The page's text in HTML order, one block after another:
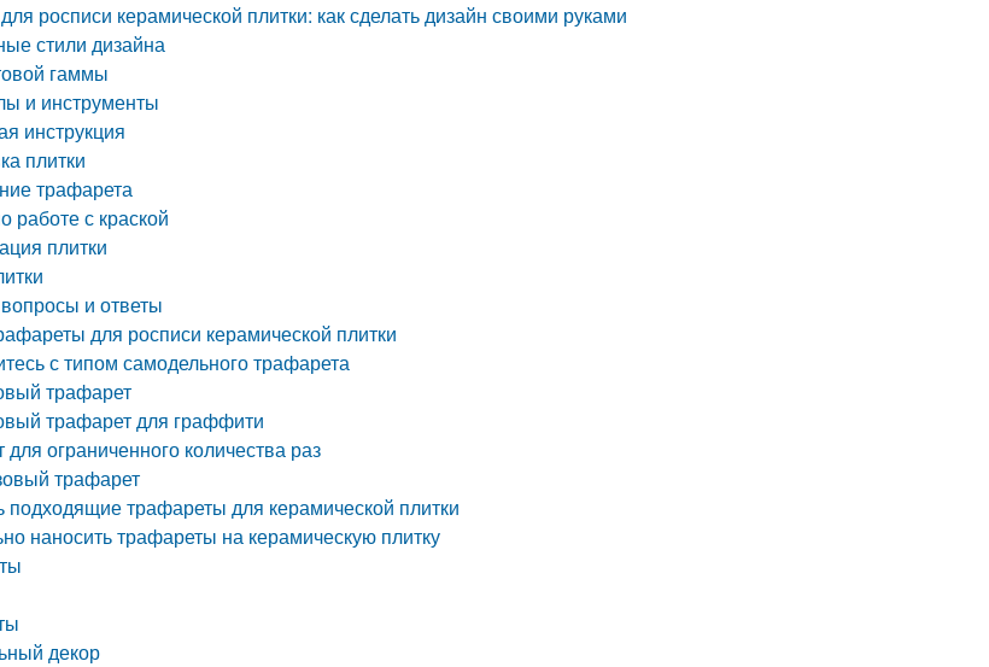
росписи керамической плитки: как сделать дизайн своими руками
стили дизайна
гаммы
и инструменты
инструкция
плитки
трафарета
работе с краской
плитки
и ответы
для росписи керамической плитки
с типом самодельного трафарета
трафарет
трафарет для граффити
ограниченного количества раз
трафарет
подходящие трафареты для керамической плитки
наносить трафареты на керамическую плитку
декор